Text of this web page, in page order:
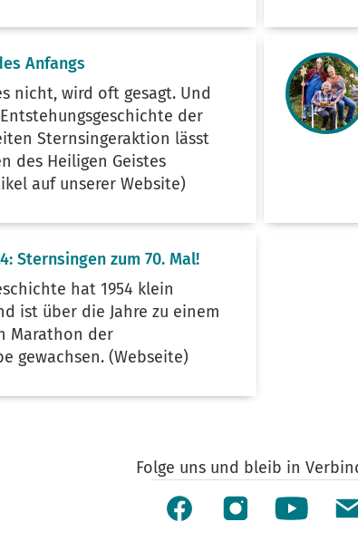
Anfangs
nicht, wird oft gesagt. Und
der
Sternsingeraktion lässt
des Heiligen Geistes
auf unserer Website)
Sternsingen zum 70. Mal!
hat 1954 klein
ist über die Jahre zu einem
Marathon der
gewachsen. (Webseite)
Folge uns und bleib in